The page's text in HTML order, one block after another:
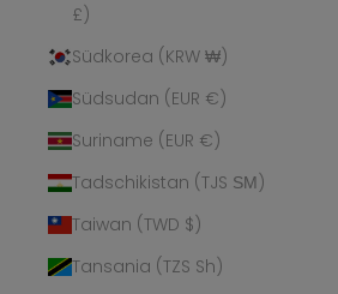
£)
Südkorea (KRW ₩)
Südsudan (EUR €)
Suriname (EUR €)
Tadschikistan (TJS ЅМ)
Taiwan (TWD $)
Tansania (TZS Sh)